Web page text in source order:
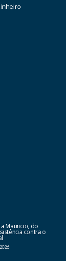
Mauricio, do
contra o